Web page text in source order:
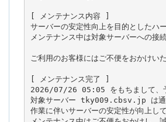
[ メンテナンス内容 ]
サーバーの安定性向上を目的としたハ
メンテナンス中は対象サーバーへの接
ご利用のお客様にはご不便をおかけい
[ メンテナンス完了 ]
2026/07/26 05:05 をもちまして、予
対象サーバー tky009.cbsv.jp は通
作業に伴いサーバーの安定性が向上して